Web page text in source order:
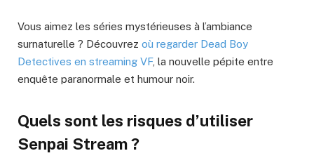
Vous aimez les séries mystérieuses à l’ambiance
surnaturelle ? Découvrez où regarder Dead Boy
Detectives en streaming VF, la nouvelle pépite entre
enquête paranormale et humour noir.
Quels sont les risques d’utiliser
Senpai Stream ?